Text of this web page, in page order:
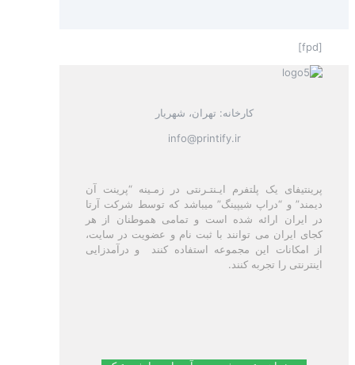
[fpd]
کارخانه: تهران، شهریار
info@printify.ir
پرینتیفای یک پلتفرم ایـنتـرنتی در زمـینه “پرینت آن
دیمند” و “دراپ شیپینگ” میباشد که توسط شرکت آرتا
در ایران ارائه شده است و تمامی هموطنان از هر
کجای ایران می توانند با ثبت نام و عضویت در سایت،
از امکانات این مجموعه استفاده کنند و درآمدزایی
اینترنتی را تجربه کنند.